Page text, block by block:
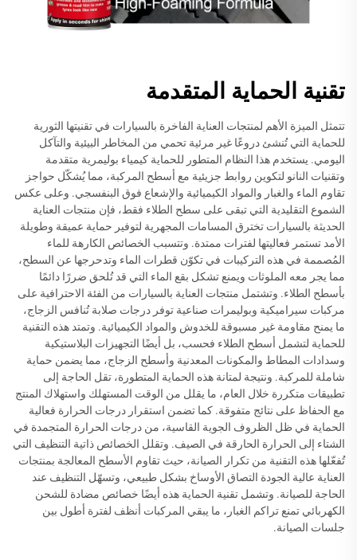
تقنية الحماية المتقدمة
تتمثل الميزة الأهم لمنتجات العناية الفاخرة بالسيارات في تقنيتها الثورية
للحماية التي تُنشئ دروعًا غير مرئية تحمي من المخاطر البيئية والتآكل
اليومي. يستخدم هذا النظام المتطور للحماية كيمياء بوليمرية متقدمة
وتقنيات النانو لتكوين روابط جزيئية مع أسطح المركبة، مما يُشكّل حواجز
تقاوم الماء والغبار والمواد الكيميائية والإشعاع فوق البنفسجي. وعلى عكس
الشموع التقليدية التي تبقى على سطح الطلاء فقط، فإن منتجات العناية
الحديثة بالسيارات تخترق المسامات المجهرية لتوفير حماية عميقة وطويلة
الأمد تستمر فعاليتها لفترات ممتدة. وتتسبب الخصائص الكارهة للماء
المُصممة في هذه التركيبات في تكوّن قطرات الماء وتدحرجها عن السطح،
مما يجر معه الملوثات ويمنع تشكل بقع الماء التي قد تُلحق ضررًا دائمًا
بأسطح الطلاء. وتشتمل منتجات العناية بالسيارات من الفئة الاحترافية على
مركبات سيراميكية وبوليمرات صناعية توفر درجات صلابة تُنافس الزجاج،
ما يمنح مقاومة غير مسبوقة للخدوش والمواد الكيميائية. وتمتد هذه التقنية
للحماية لتشمل أسطح الطلاء فحسب، بل أيضًا التجهيزات البلاستيكية
وسدادات المطاط والمكونات المعدنية وأسطح الزجاج، مما يضمن حماية
شاملة للمركبة. ونتيجة لمتانة هذه الحماية المتطورة، تقل الحاجة إلى
تطبيقات متكررة خلال العام، ما يقلل من الوقت المستهلك واستهلاك المنتج
مع الحفاظ على نتائج متفوقة. كما تضمن استقرار درجات الحرارة فعالية
الحماية في ظل الظروف الجوية القاسية، من درجات الحرارة المتجمدة في
الشتاء إلى الحرارة الحارقة في الصيف. وتقلل الخصائص ذاتية التنظيف التي
تُفعّلها هذه التقنية من تكرار الصيانة، حيث تقاوم الأسطح المعالجة بمنتجات
العناية عالية الجودة التصاق الأوساخ بشكل طبيعي، وتسهّل التنظيف عند
الحاجة للصيانة. وتشمل تقنية الحماية هذه أيضًا خصائص مضادة للشحن
الكهربائي تمنع تراكم الغبار، ما يبقي المركبات أنظف لفترة أطول بين
جلسات الصيانة.